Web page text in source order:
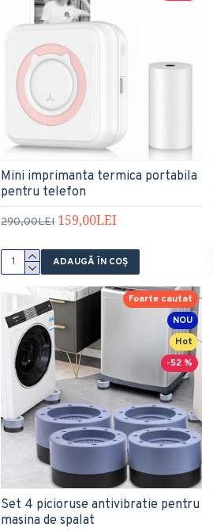
Mini imprimanta termica portabila
pentru telefon
290,00LEI 159,00LEI
ADAUGĂ ÎN COŞ
NOU
Hot
Foarte cautat
-52 %
Set 4 picioruse antivibratie pentru
masina de spalat